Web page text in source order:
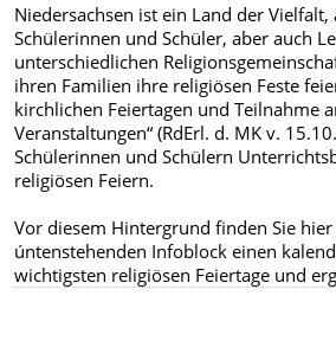
Niedersachsen ist ein Land der
Schülerinnen und Schüler, aber auch
unterschiedlichen
ihren Familien ihre religiösen Feste
kirchlichen Feiertagen und Teilnahme
Veranstaltungen“ (RdErl. d. MK v.
Schülerinnen und Schülern
religiösen Feiern.
Vor diesem Hintergrund finden Sie
úntenstehenden Infoblock einen
wichtigsten religiösen Feiertage und